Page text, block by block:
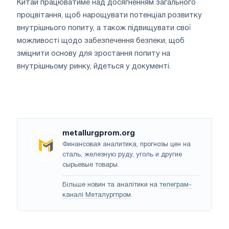
Китай працюватиме над досягненням загального
процвітання, щоб нарощувати потенціал розвитку
внутрішнього попиту, а також підвищувати свої
можливості щодо забезпечення безпеки, щоб
зміцнити основу для зростання попиту на
внутрішньому ринку, йдеться у документі.
metallurgprom.org
Финансовая аналитика, прогнозы цен на
сталь, железную руду, уголь и другие
сырьевые товары.
Більше новин та аналітики на телеграм-
каналі Металургпром.